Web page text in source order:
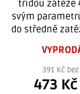
třídou zátěže
svým
do středně
391 Kč bez
473 Kč